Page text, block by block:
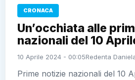
CRONACA
Un’occhiata alle
nazionali del 10
10 Aprile 2024 - 00:05Redenta
Prime notizie nazionali del 10